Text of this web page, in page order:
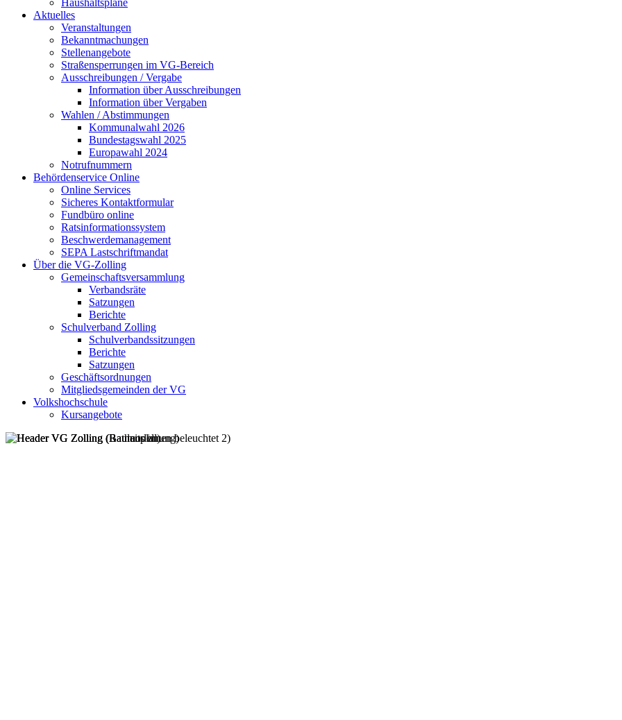
Haushaltspläne
Aktuelles
Veranstaltungen
Bekanntmachungen
Stellenangebote
Straßensperrungen im VG-Bereich
Ausschreibungen / Vergabe
Information über Ausschreibungen
Information über Vergaben
Wahlen / Abstimmungen
Kommunalwahl 2026
Bundestagswahl 2025
Europawahl 2024
Notrufnummern
Behördenservice Online
Online Services
Sicheres Kontaktformular
Fundbüro online
Ratsinformationssystem
Beschwerdemanagement
SEPA Lastschriftmandat
Über die VG-Zolling
Gemeinschaftsversammlung
Verbandsräte
Satzungen
Berichte
Schulverband Zolling
Schulverbandssitzungen
Berichte
Satzungen
Geschäftsordnungen
Mitgliedsgemeinden der VG
Volkshochschule
Kursangebote